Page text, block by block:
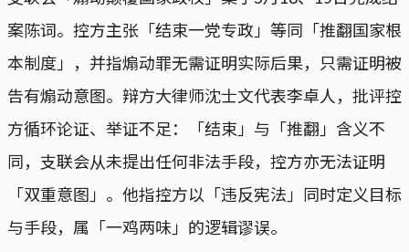
案陈词。控方主张「结束一党专政」等同「推翻国家根
本制度」，并指煽动罪无需证明实际后果，只需证明被
告有煽动意图。辩方大律师沈士文代表李卓人，批评控
方循环论证、举证不足：「结束」与「推翻」含义不
同，支联会从未提出任何非法手段，控方亦无法证明
「双重意图」。他指控方以「违反宪法」同时定义目标
与手段，属「一鸡两味」的逻辑谬误。